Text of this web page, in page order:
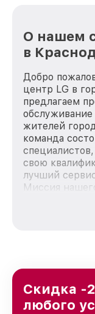
О нашем
в
Добро
центр LG в
предлагаем
обслуживание
жителей
команда
свою
лучший
Миссия
каждого
Краснодаре,
доверия и
Скидка -
любого